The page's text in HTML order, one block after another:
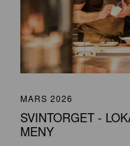
MARS 2026
SVINTORGET -
MENY